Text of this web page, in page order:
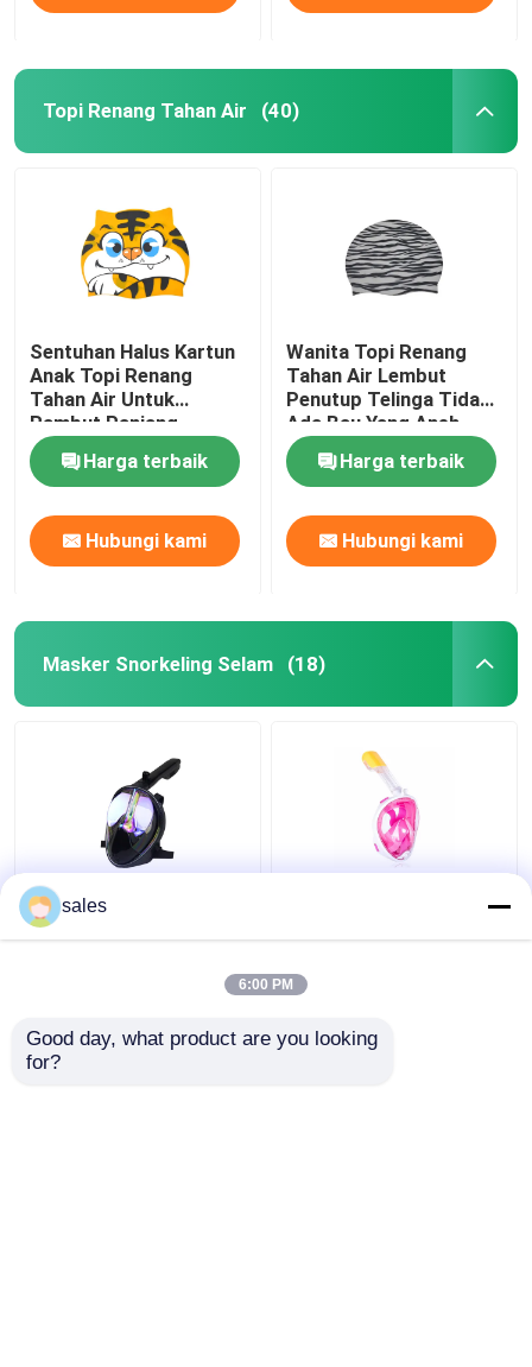
Topi Renang Tahan Air (40)
Sentuhan Halus Kartun
Anak Topi Renang
Tahan Air Untuk
Rambut Panjang
Rambut Pendek
Harga terbaik
Hubungi kami
Wanita Topi Renang
Tahan Air Lembut
Penutup Telinga Tidak
Ada Bau Yang Aneh
Harga terbaik
Hubungi kami
Masker Snorkeling Selam (18)
Kacamata Wajah Penuh
Silikon 180 Derajat
Anak Full Face Silicone
Freediving
sales
6:00 PM
Good day, what product are you looking
for?